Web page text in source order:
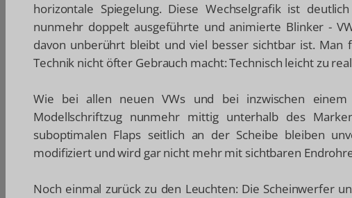
horizontale Spiegelung. Diese Wechselgrafik ist
nunmehr doppelt ausgeführte und animierte Blinker -
davon unberührt bleibt und viel besser sichtbar ist. Man
Technik nicht öfter Gebrauch macht: Technisch leicht zu
Wie bei allen neuen VWs und bei inzwischen
Modellschriftzug nunmehr mittig unterhalb des
suboptimalen Flaps seitlich an der Scheibe bleiben
modifiziert und wird gar nicht mehr mit sichtbaren
Noch einmal zurück zu den Leuchten: Die Scheinwerfer